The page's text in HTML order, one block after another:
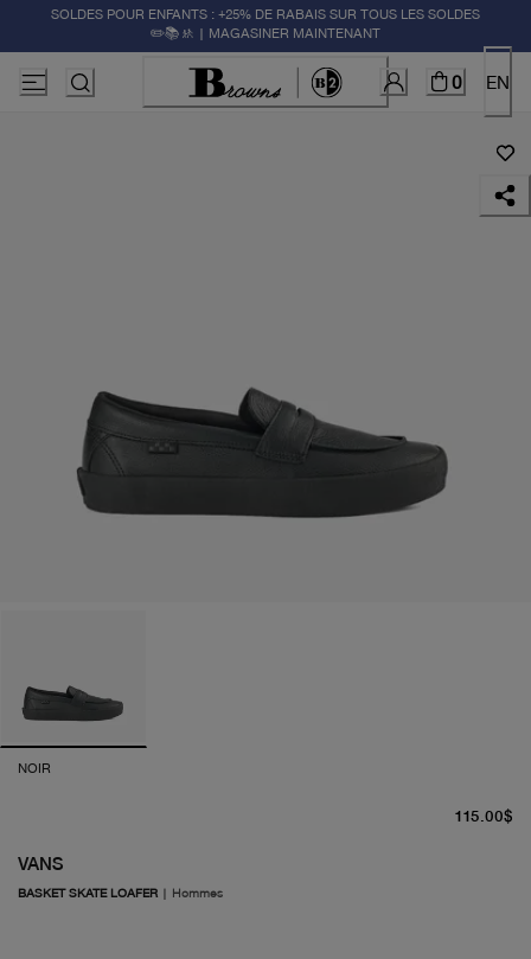
SOLDES POUR ENFANTS : +25% DE RABAIS SUR TOUS LES SOLDES
✏️📚🚸 | MAGASINER MAINTENANT
0 EN
NOIR
VANS
BASKET SKATE LOAFER | Hommes
115.00$